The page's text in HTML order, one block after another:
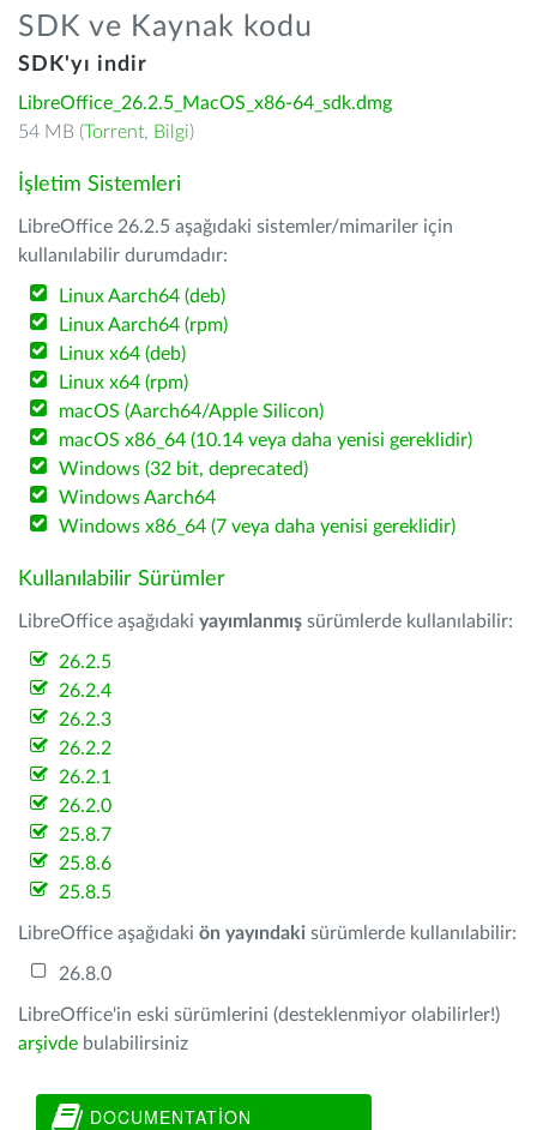
SDK ve Kaynak kodu
SDK'yı indir
LibreOffice_26.2.5_MacOS_x86-64_sdk.dmg
54 MB (Torrent, Bilgi)
İşletim Sistemleri
LibreOffice 26.2.5 aşağıdaki sistemler/mimariler için
kullanılabilir durumdadır:
Linux Aarch64 (deb)
Linux Aarch64 (rpm)
Linux x64 (deb)
Linux x64 (rpm)
macOS (Aarch64/Apple Silicon)
macOS x86_64 (10.14 veya daha yenisi gereklidir)
Windows (32 bit, deprecated)
Windows Aarch64
Windows x86_64 (7 veya daha yenisi gereklidir)
Kullanılabilir Sürümler
LibreOffice aşağıdaki yayımlanmış sürümlerde kullanılabilir:
26.2.5
26.2.4
26.2.3
26.2.2
26.2.1
26.2.0
25.8.7
25.8.6
25.8.5
LibreOffice aşağıdaki ön yayındaki sürümlerde kullanılabilir:
26.8.0
LibreOffice'in eski sürümlerini (desteklenmiyor olabilirler!)
arşivde bulabilirsiniz
DOCUMENTATION